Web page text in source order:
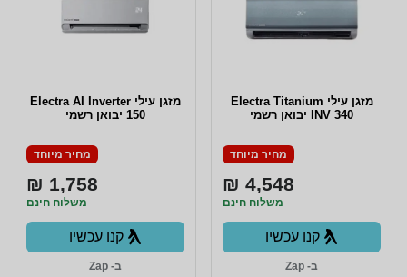
מזגן עילי Electra Titanium
INV 340 יבואן רשמי
מחיר מיוחד
4,548 ₪
משלוח חינם
קנו עכשיו
ב- Zap
מזגן עילי Electra AI Inverter
150 יבואן רשמי
מחיר מיוחד
1,758 ₪
משלוח חינם
קנו עכשיו
ב- Zap